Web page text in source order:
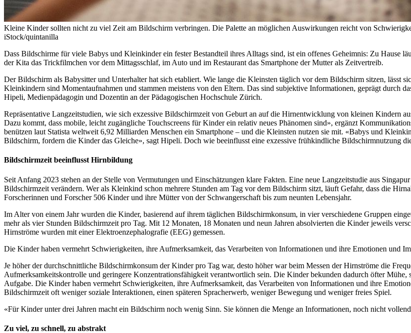
Kleine Kinder sollten nicht zu viel Zeit am Bildschirm verbringen. Die Palette an möglichen Auswirkungen reicht von
iStock/quintanilla
Dass Bildschirme für viele Babys und Kleinkinder ein fester Bestandteil ihres Alltags sind, ist ein offenes Geheimnis: Zu Hause
der Kita das Trickfilmchen vor dem Mittagsschlaf, im Auto und im Restaurant das Smartphone der Mutter als Zeitvertreib.
Der Bildschirm als Babysitter und Unterhalter hat sich etabliert. Wie lange die Kleinsten täglich vor dem Bildschirm sitzen, lässt
Kleinkindern sind Momentaufnahmen und stammen meistens von den Eltern. Das sind subjektive Informationen, geprägt durch
Hipeli, Medienpädagogin und Dozentin an der Pädagogischen Hochschule Zürich.
Repräsentative Langzeitstudien, wie sich exzessive Bildschirmzeit von Geburt an auf die Hirnentwicklung von kleinen Kindern
Dazu kommt, dass mobile, leicht zugängliche Touchscreens für Kinder ein relativ neues Phänomen sind», ergänzt
benützen laut Statista weltweit 6,92 Milliarden Menschen ein Smartphone – und die Kleinsten nutzen sie mit. «Babys und
Bildschirm, fordern die Kinder das Gleiche», sagt Hipeli. Doch wie beeinflusst eine exzessive frühkindliche Bildschirmnutzung
Bildschirmzeit beeinflusst Hirnbildung
Seit Anfang 2023 stehen an der Stelle von Vermutungen und Einschätzungen klare Fakten. Eine neue Langzeitstudie aus
Bildschirmzeit verändern. Wer als Kleinkind schon mehrere Stunden am Tag vor dem Bildschirm sitzt, läuft Gefahr, dass die
Forscherinnen und Forscher 506 Kinder und ihre Mütter von der Schwangerschaft bis zum neunten Lebensjahr.
Im Alter von einem Jahr wurden die Kinder, basierend auf ihrem täglichen Bildschirmkonsum, in vier verschiedene Gruppen
mehr als vier Stunden Bildschirmzeit pro Tag. Mit 12 Monaten, 18 Monaten und neun Jahren absolvierten die Kinder jeweils
Hirnströme wurden mit einer Elektroenzephalografie (EEG) gemessen.
Die Kinder haben vermehrt Schwierigkeiten, ihre Aufmerksamkeit, das Verarbeiten von Informationen und ihre Emotionen und
Je höher der durchschnittliche Bildschirmkonsum der Kinder pro Tag war, desto höher war beim Messen der Hirnströme die
Aufmerksamkeitskontrolle und geringere Konzentrationsfähigkeit verantwortlich sein. Die Kinder bekunden dadurch öfter Mühe,
Aufgabe. Die Kinder haben vermehrt Schwierigkeiten, ihre Aufmerksamkeit, das Verarbeiten von Informationen und ihre
Bildschirmzeit oft weniger soziale Interaktionen, einen späteren Spracherwerb, weniger Bewegung und weniger freies Spiel.
«Für Kinder unter drei Jahren macht ein Bildschirm noch wenig Sinn. Sie können die Menge an Informationen, noch nicht
Zu viel, zu schnell, zu abstrakt